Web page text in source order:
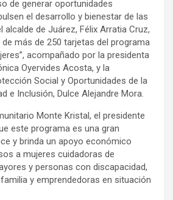
de generar oportunidades
el desarrollo y bienestar de las
alcalde de Juárez, Félix Arratia Cruz,
más de 250 tarjetas del programa
acompañado por la presidenta
Oyervides Acosta, y la
Social y Oportunidades de la
e Inclusión, Dulce Alejandre Mora.
Monte Kristal, el presidente
este programa es una gran
y brinda un apoyo económico
a mujeres cuidadoras de
y personas con discapacidad,
y emprendedoras en situación